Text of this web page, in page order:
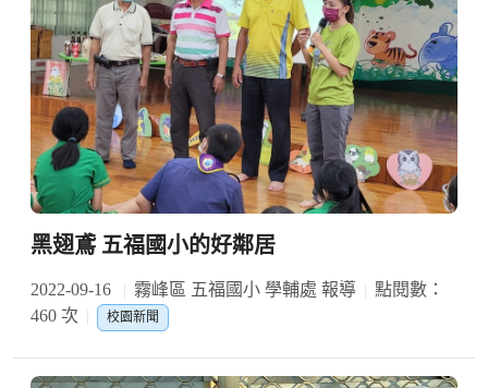
黑翅鳶 五福國小的好鄰居
2022-09-16 霧峰區 五福國小 學輔處 報導
點閱數：
460 次
校園新聞